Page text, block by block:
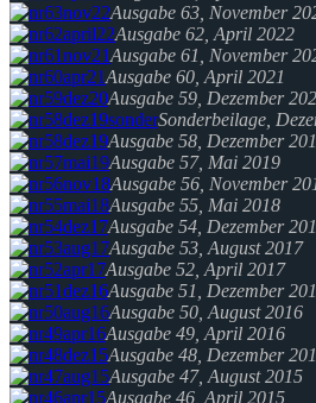
Ausgabe 63, November
Ausgabe 62, April 2022
Ausgabe 61, November
Ausgabe 60, April 2021
Ausgabe 59, Dezember
Sonderbeilage,
Ausgabe 58, Dezember
Ausgabe 57, Mai 2019
Ausgabe 56, November
Ausgabe 55, Mai 2018
Ausgabe 54, Dezember
Ausgabe 53, August 2017
Ausgabe 52, April 2017
Ausgabe 51, Dezember
Ausgabe 50, August 2016
Ausgabe 49, April 2016
Ausgabe 48, Dezember
Ausgabe 47, August 2015
Ausgabe 46, April 2015